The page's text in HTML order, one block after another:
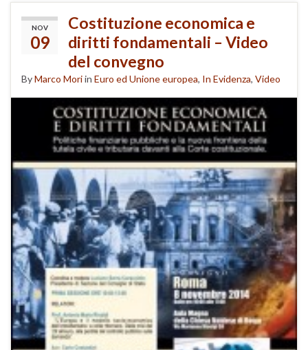
NOV
09
Costituzione economica e
diritti fondamentali – Video
del convegno
ByMarco Moriin Euro ed Unione europea, In Evidenza, Video